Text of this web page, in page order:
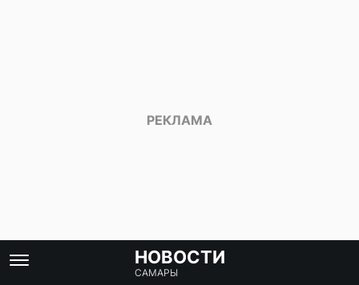
НОВОСТИ
САМАРЫ